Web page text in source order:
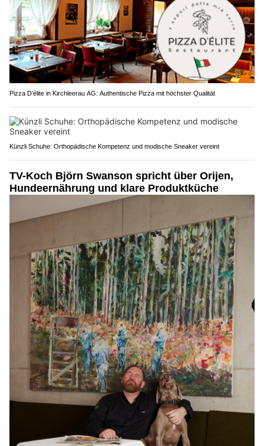
Pizza D’élite in Kirchleerau AG: Authentische Pizza mit höchster Qualität
Künzli Schuhe: Orthopädische Kompetenz und modische Sneaker vereint
TV-Koch Björn Swanson spricht über Orijen,
Hundeernährung und klare Produktküche